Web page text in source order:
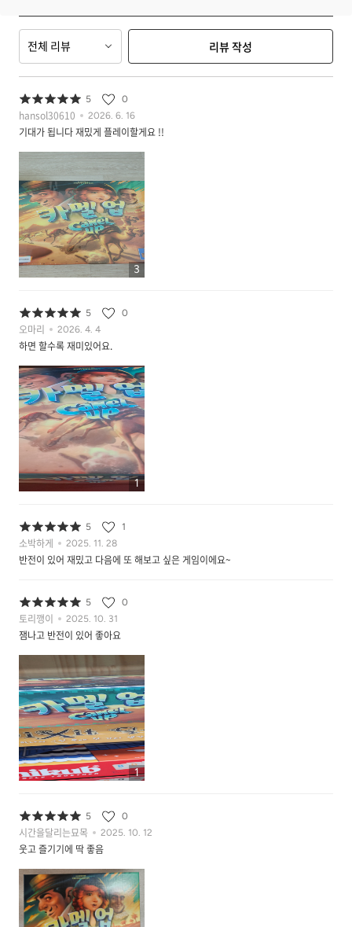
전체 리뷰 리뷰 작성
5 0
hansol30610 2026. 6. 16
기대가 됩니다 재밌게 플레이할게요 !!
3
5 0
오마리 2026. 4. 4
하면 할수록 재미있어요.
1
5 1
소박하게 2025. 11. 28
반전이 있어 재밌고 다음에 또 해보고 싶은 게임이에요~
5 0
토리깽이 2025. 10. 31
잼나고 반전이 있어 좋아요
1
5 0
시간을달리는묘목 2025. 10. 12
웃고 즐기기에 딱 좋음